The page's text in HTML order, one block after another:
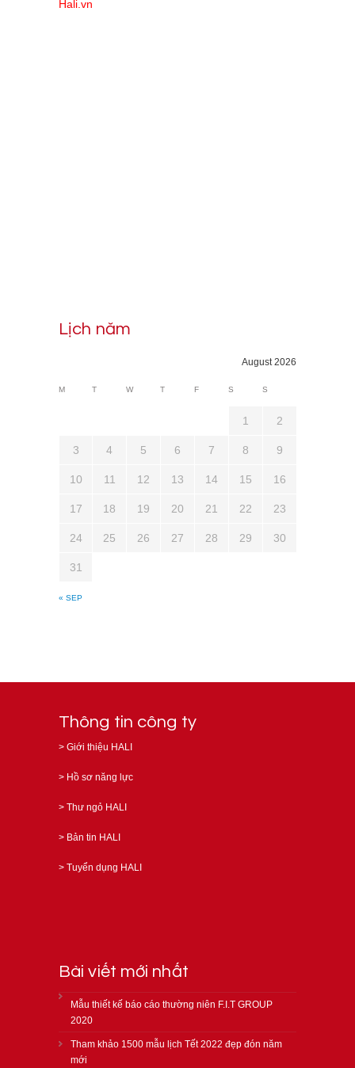
Hali.vn
Lịch năm
August 2026
M T W T F S S
« SEP
1 2
3 4 5 6 7 8 9
10 11 12 13 14 15 16
17 18 19 20 21 22 23
24 25 26 27 28 29 30
31
Thông tin công ty
> Giới thiệu HALI
> Hồ sơ năng lực
> Thư ngỏ HALI
> Bản tin HALI
> Tuyển dụng HALI
Bài viết mới nhất
Mẫu thiết kế báo cáo thường niên F.I.T GROUP
2020
Tham khảo 1500 mẫu lịch Tết 2022 đẹp đón năm
mới